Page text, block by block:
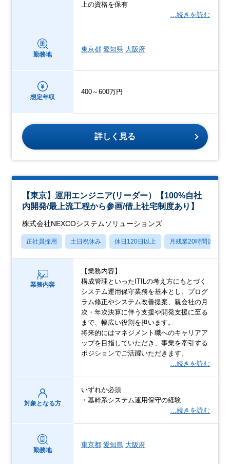
上の資格を保有
…続きを読む
勤務地
東京都 愛知県 大阪府
想定年収
400～600万円
詳しく見る
【東京】運用エンジニア(リーダー）【100%自社
内開発/最上流工程から参画/借上社宅制度あり】
株式会社NEXCOシステムソリューションズ
正社員採用 土日祝休み 休日120日以上 月残業20時間以内
業務内容
【業務内容】
構成管理といったITILの考え方にもとづく
システム運用保守業務を基本とし、プログ
ラム修正やシステム改善提案、親会社の月
次・年次決算に伴う支援や開発支援に至る
まで、幅広い役割を担います。
将来的にはマネジメント職へのキャリアア
ップを目指していただき、事業を牽引する
ポジションでご活躍いただきます。
…続きを読む
対象となる方
いずれか必須
・基幹系システム運用保守の経験
…続きを読む
勤務地
東京都 愛知県 大阪府